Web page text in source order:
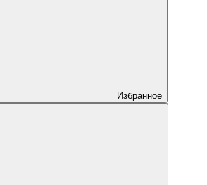
Избранное